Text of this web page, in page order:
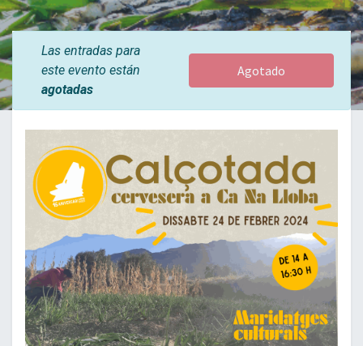
Las entradas para
este evento están
agotadas
Agotado